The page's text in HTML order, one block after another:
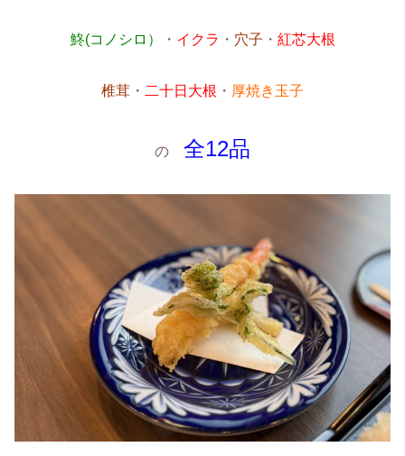
鮗(コノシロ） ・ イクラ ・ 穴子 ・ 紅芯大根
椎茸 ・ 二十日大根 ・ 厚焼き玉子
の 全12品